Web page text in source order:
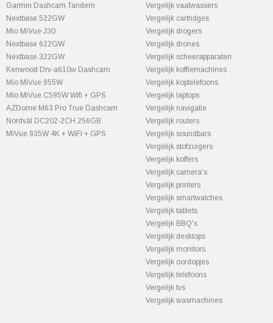
Garmin Dashcam Tandem
Nextbase 522GW
Mio MiVue J30
Nextbase 622GW
Nextbase 322GW
Kenwood Drv-a610w Dashcam
Mio MiVue 955W
Mio MiVue C595W Wifi + GPS
AZDome M63 Pro True Dashcam
Nordväl DC202-2CH 256GB
MiVue 935W 4K + WiFi + GPS
Vergelijk vaatwassers
Vergelijk cartridges
Vergelijk drogers
Vergelijk drones
Vergelijk scheerapparaten
Vergelijk koffiemachines
Vergelijk koptelefoons
Vergelijk laptops
Vergelijk navigatie
Vergelijk routers
Vergelijk soundbars
Vergelijk stofzuigers
Vergelijk koffers
Vergelijk camera's
Vergelijk printers
Vergelijk smartwatches
Vergelijk tablets
Vergelijk BBQ's
Vergelijk desktops
Vergelijk monitors
Vergelijk oordopjes
Vergelijk telefoons
Vergelijk tvs
Vergelijk wasmachines